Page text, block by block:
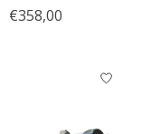
€358,00